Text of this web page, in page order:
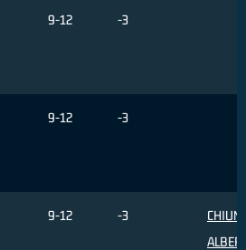
9-12 -3
9-12 -3
9-12 -3